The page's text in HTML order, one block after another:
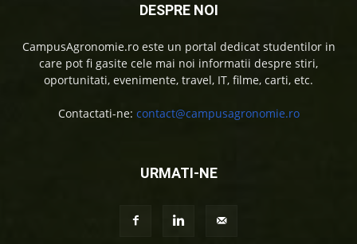
DESPRE NOI
CampusAgronomie.ro este un portal dedicat studentilor in
care pot fi gasite cele mai noi informatii despre stiri,
oportunitati, evenimente, travel, IT, filme, carti, etc.
Contactati-ne: contact@campusagronomie.ro
URMATI-NE